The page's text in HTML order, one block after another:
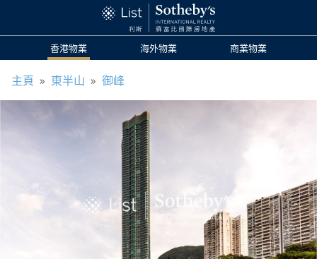
香港物業 海外物業 商業物業
主頁 » 東半山 » 御峰